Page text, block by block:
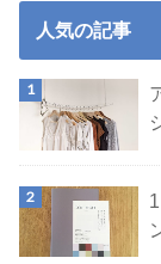
人気の記事